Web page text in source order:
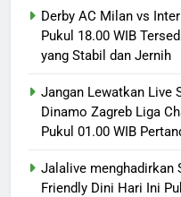
Derby AC Milan vs
Pukul 18.00 WIB
yang Stabil dan Jernih
Jangan Lewatkan Live
Dinamo Zagreb Liga
Pukul 01.00 WIB
Jalalive menghadirkan
Friendly Dini Hari Ini